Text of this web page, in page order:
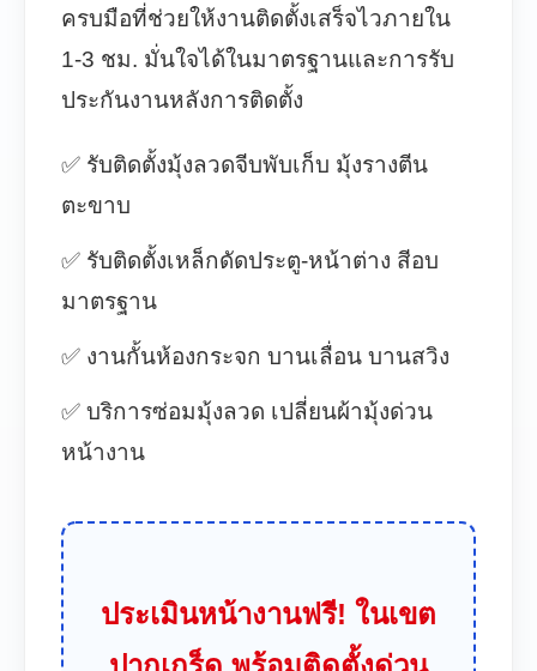
ครบมือที่ช่วยให้งานติดตั้งเสร็จไวภายใน
1-3 ชม. มั่นใจได้ในมาตรฐานและการรับ
ประกันงานหลังการติดตั้ง
✅ รับติดตั้งมุ้งลวดจีบพับเก็บ มุ้งรางตีน
ตะขาบ
✅ รับติดตั้งเหล็กดัดประตู-หน้าต่าง สีอบ
มาตรฐาน
✅ งานกั้นห้องกระจก บานเลื่อน บานสวิง
✅ บริการซ่อมมุ้งลวด เปลี่ยนผ้ามุ้งด่วน
หน้างาน
ประเมินหน้างานฟรี! ในเขต